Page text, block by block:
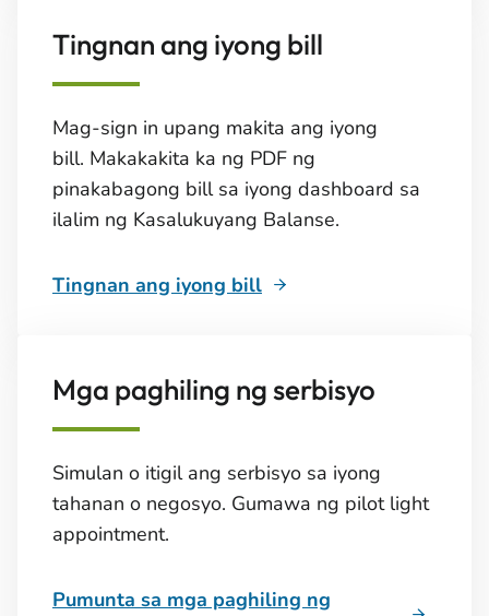
Tingnan ang iyong bill
Mag-sign in upang makita ang iyong
bill. Makakakita ka ng PDF ng
pinakabagong bill sa iyong dashboard sa
ilalim ng Kasalukuyang Balanse.
Tingnan ang iyong bill
Mga paghiling ng serbisyo
Simulan o itigil ang serbisyo sa iyong
tahanan o negosyo. Gumawa ng pilot light
appointment.
Pumunta sa mga paghiling ng